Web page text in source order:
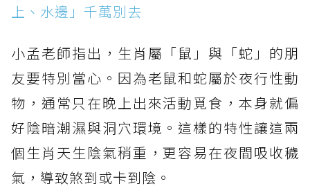
上、水邊」千萬別去
小孟老師指出，生肖屬「鼠」與「蛇」的朋
友要特別當心。因為老鼠和蛇屬於夜行性動
物，通常只在晚上出來活動覓食，本身就偏
好陰暗潮濕與洞穴環境。這樣的特性讓這兩
個生肖天生陰氣稍重，更容易在夜間吸收穢
氣，導致煞到或卡到陰。